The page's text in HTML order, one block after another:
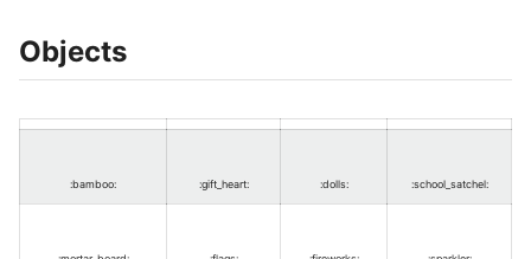
Objects
:bamboo: :gift_heart: :dolls: :school_satchel: